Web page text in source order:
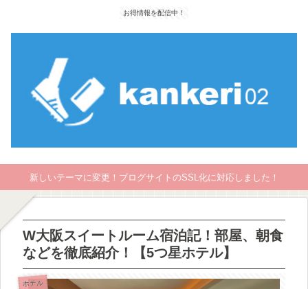
お得情報を配信中！
新しいテーマに変更！ブログサイトのSSL化に対応しました！
W大阪スイートルーム宿泊記！部屋、朝食
などを徹底紹介！【5つ星ホテル】
ホテル